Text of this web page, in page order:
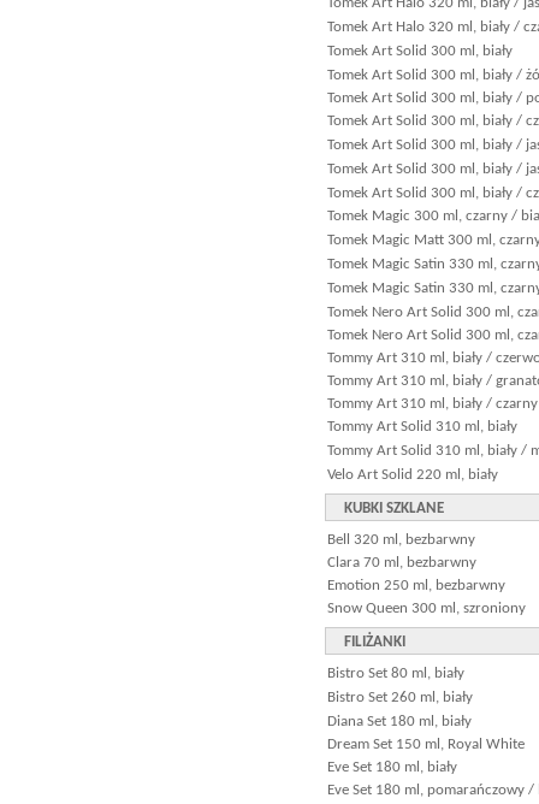
Tomek Art Halo 320 ml, biały /
Tomek Art Solid 300 ml, biały
Tomek Art Solid 300 ml, biały /
Tomek Art Solid 300 ml, biały /
Tomek Art Solid 300 ml, biały /
Tomek Art Solid 300 ml, biały /
Tomek Art Solid 300 ml, biały /
Tomek Art Solid 300 ml, biały /
Tomek Magic 300 ml, czarny /
Tomek Magic Matt 300 ml,
Tomek Magic Satin 330 ml,
Tomek Magic Satin 330 ml,
Tomek Nero Art Solid 300 ml,
Tomek Nero Art Solid 300 ml,
Tommy Art 310 ml, biały /
Tommy Art 310 ml, biały /
Tommy Art 310 ml, biały / czarny
Tommy Art Solid 310 ml, biały
Tommy Art Solid 310 ml, biały /
Velo Art Solid 220 ml, biały
KUBKI SZKLANE
Bell 320 ml, bezbarwny
Clara 70 ml, bezbarwny
Emotion 250 ml, bezbarwny
Snow Queen 300 ml, szroniony
FILIŻANKI
Bistro Set 80 ml, biały
Bistro Set 260 ml, biały
Diana Set 180 ml, biały
Dream Set 150 ml, Royal White
Eve Set 180 ml, biały
Eve Set 180 ml, pomarańczowy /